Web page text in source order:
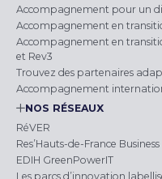
Accompagnement pour un
Accompagnement en
Accompagnement en
et Rev3
Trouvez des partenaires
Accompagnement
NOS RÉSEAUX
RéVER
Res’Hauts-de-France Business
EDIH GreenPowerIT
Les parcs d’innovation